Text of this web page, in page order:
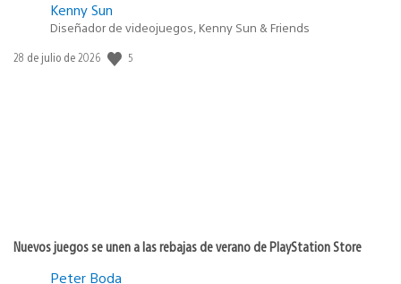
Kenny Sun
Diseñador de videojuegos, Kenny Sun & Friends
Fecha
28 de julio de 2026 5
Nuevos juegos se unen a las rebajas de verano de PlayStation Store
Peter Boda